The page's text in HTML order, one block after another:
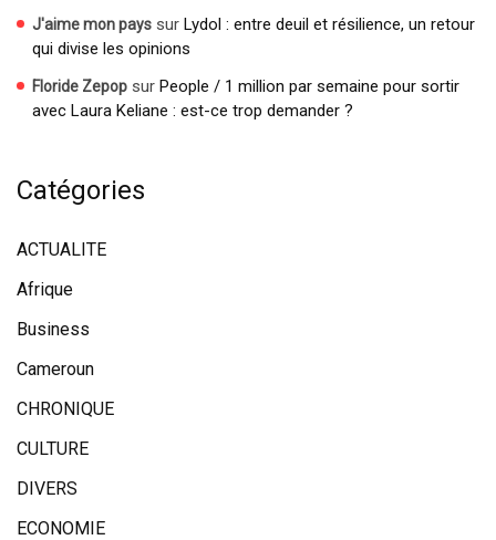
J'aime mon pays sur Lydol : entre deuil et résilience, un retour
qui divise les opinions
Floride Zepop sur People / 1 million par semaine pour sortir
avec Laura Keliane : est-ce trop demander ?
Catégories
ACTUALITE
Afrique
Business
Cameroun
CHRONIQUE
CULTURE
DIVERS
ECONOMIE